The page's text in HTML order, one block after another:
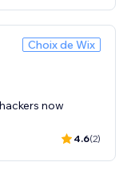
Choix de Wix
now
4.6(2)